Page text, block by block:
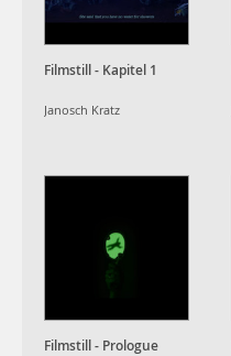
Filmstill - Kapitel 1
Janosch Kratz
Filmstill - Prologue